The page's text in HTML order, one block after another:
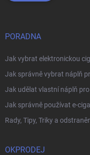
PORADNA
Jak vybrat elektronickou
Jak správně vybrat náplň
Jak udělat vlastní náplň
Jak správně používat e-
Rady, Tipy, Triky a
OKPRODEJ